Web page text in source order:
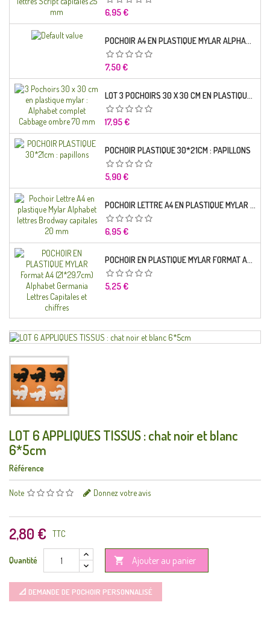
Prix
6,95 €
POCHOIR A4 EN PLASTIQUE MYLAR ALPHABET LETTRE TYPO SCIENCE 35 MM
Prix
7,50 €
LOT 3 POCHOIRS 30 X 30 CM EN PLASTIQUE MYLAR : ALPHABET COMPLET CABBAGE OMBRE 70 MM
Prix
17,95 €
POCHOIR PLASTIQUE 30*21CM : PAPILLONS
Prix
5,90 €
POCHOIR LETTRE A4 EN PLASTIQUE MYLAR ALPHABET LETTRES BRODWAY CAPITALES 20 MM
Prix
6,95 €
POCHOIR EN PLASTIQUE MYLAR FORMAT A4 (21*29.7CM) ALPHABET GERMANICA LETTRES CAPITALES ET CHIFFRES
Prix
5,25 €
LOT 6 APPLIQUES TISSUS : chat noir et blanc
6*5cm
Référence
Note Donnez votre avis
2,80 € TTC
Quantité  Ajouter au panier
📐 DEMANDE DE POCHOIR PERSONNALISÉ